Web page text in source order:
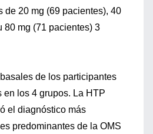
de 20 mg (69 pacientes), 40
80 mg (71 pacientes) 3
de los participantes
en los 4 grupos. La HTP
el diagnóstico más
predominantes de la OMS